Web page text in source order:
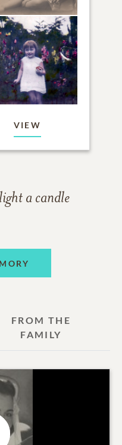
VIEW
a candle
FROM THE
FAMILY